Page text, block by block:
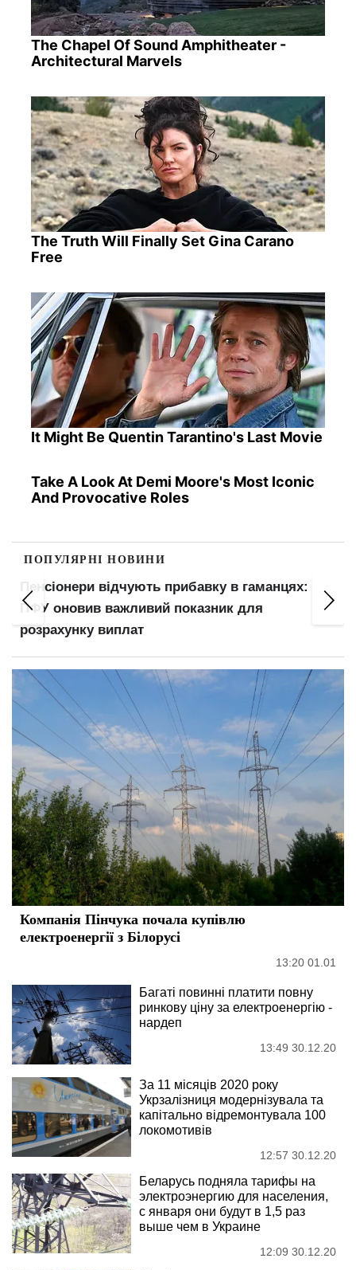
The Chapel Of Sound Amphitheater -
Architectural Marvels
The Truth Will Finally Set Gina Carano
Free
It Might Be Quentin Tarantino's Last Movie
Take A Look At Demi Moore's Most Iconic
And Provocative Roles
ПОПУЛЯРНІ НОВИНИ
Пенсіонери відчують прибавку в гаманцях:
ПФУ оновив важливий показник для
розрахунку виплат
Компанія Пінчука почала купівлю
електроенергії з Білорусі
13:20 01.01
Багаті повинні платити повну
ринкову ціну за електроенергію -
нардеп
13:49 30.12.20
За 11 місяців 2020 року
Укрзалізниця модернізувала та
капітально відремонтувала 100
локомотивів
12:57 30.12.20
Беларусь подняла тарифы на
электроэнергию для населения,
с января они будут в 1,5 раз
выше чем в Украине
12:09 30.12.20